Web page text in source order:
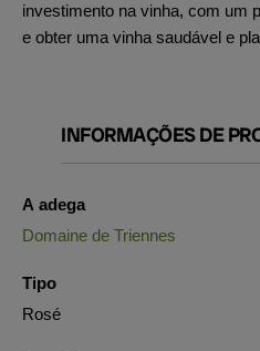
investimento na vinha, com um
e obter uma vinha saudável e
INFORMAÇÕES DE
A adega
Domaine de Triennes
Tipo
Rosé